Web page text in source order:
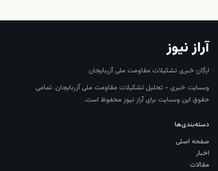
آراز نیوز
ارگان خبری تشکیلات مقاومت ملی آزربایجان
وبسایت خبری - تحلیل تشکیلات مقاومت ملی آزربایجان. تمامی
حقوق این وبسایت برای آراز نیوز محفوظ است.
دسته‌بندی‌ها
صفحه اصلی
اخبار
مقالات